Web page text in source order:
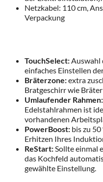
Netzkabel: 110 cm,
Verpackung
TouchSelect: Auswahl
einfaches Einstellen
Bräterzone:extra
Bratgeschirr wie
Umlaufender Rahmen:
Edelstahlrahmen ist
vorhandenen
PowerBoost: bis zu
Erhitzen Ihres
ReStart: Sollte einmal
das Kochfeld
gewählte Einstellung.